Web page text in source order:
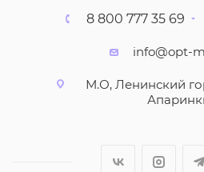
8 800 777 35 69
info@opt-
М.О, Ленинский